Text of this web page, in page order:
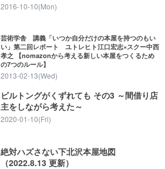
2016-10-10(Mon)
芸術学舎 講義「いつか自分だけの本屋を持つのもい
い」第二回レポート ユトレヒト江口宏志×スクー中西
孝之 【nomazonから考える新しい本屋をつくるため
の7つのルール】
2013-02-13(Wed)
ビルトングがくずれても その3 ～間借り店
主をしながら考えた～
2020-01-10(Fri)
絶対ハズさない下北沢本屋地図
（2022.8.13 更新）